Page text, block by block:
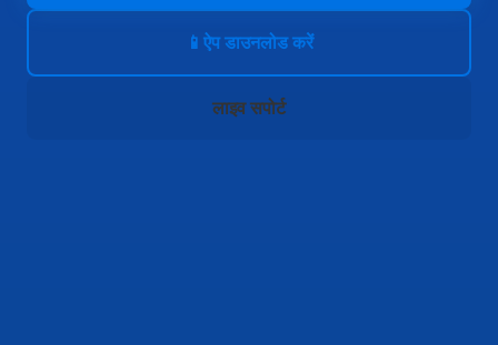
📱 ऐप डाउनलोड करें
लाइव सपोर्ट